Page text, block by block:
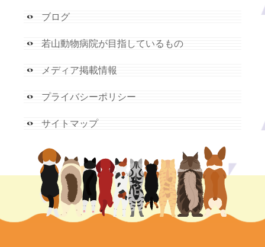
ブログ
若山動物病院が目指しているもの
メディア掲載情報
プライバシーポリシー
サイトマップ